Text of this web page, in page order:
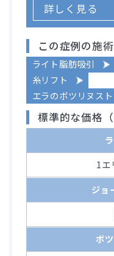
詳しく見る
この症例の施
ライト脂肪吸引
糸リフト
エラのボツリヌス
標準的な価格（
1
ジョ
ボ